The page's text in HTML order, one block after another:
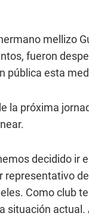
mellizo
fueron
pública esta
la próxima
decidido ir
representativo
Como club
situación